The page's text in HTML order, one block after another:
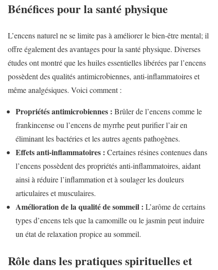
Bénéfices pour la santé physique
L’encens naturel ne se limite pas à améliorer le bien-être mental; il
offre également des avantages pour la santé physique. Diverses
études ont montré que les huiles essentielles libérées par l’encens
possèdent des qualités antimicrobiennes, anti-inflammatoires et
même analgésiques. Voici comment :
Propriétés antimicrobiennes : Brûler de l’encens comme le
frankincense ou l’encens de myrrhe peut purifier l’air en
éliminant les bactéries et les autres agents pathogènes.
Effets anti-inflammatoires : Certaines résines contenues dans
l’encens possèdent des propriétés anti-inflammatoires, aidant
ainsi à réduire l’inflammation et à soulager les douleurs
articulaires et musculaires.
Amélioration de la qualité de sommeil : L’arôme de certains
types d’encens tels que la camomille ou le jasmin peut induire
un état de relaxation propice au sommeil.
Rôle dans les pratiques spirituelles et